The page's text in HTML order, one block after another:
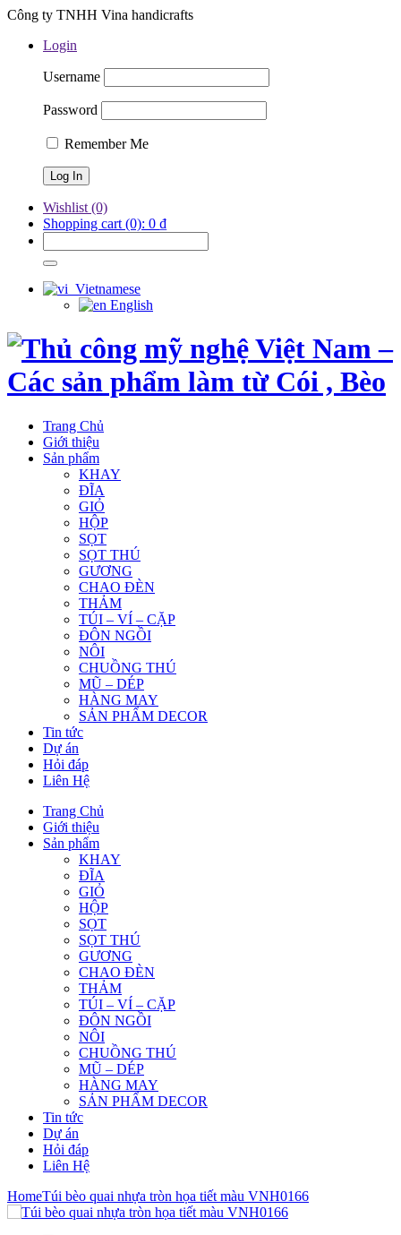
Công ty TNHH Vina handicrafts
Login
Username
Password
Remember Me
Wishlist (0)
Shopping cart (0): 0 ₫
Vietnamese
English
Trang Chủ
Giới thiệu
Sản phẩm
KHAY
ĐĨA
GIỎ
HỘP
SỌT
SỌT THÚ
GƯƠNG
CHAO ĐÈN
THẢM
TÚI – VÍ – CẶP
ĐÔN NGỒI
NÔI
CHUỒNG THÚ
MŨ – DÉP
HÀNG MAY
SẢN PHẨM DECOR
Tin tức
Dự án
Hỏi đáp
Liên Hệ
Trang Chủ
Giới thiệu
Sản phẩm
KHAY
ĐĨA
GIỎ
HỘP
SỌT
SỌT THÚ
GƯƠNG
CHAO ĐÈN
THẢM
TÚI – VÍ – CẶP
ĐÔN NGỒI
NÔI
CHUỒNG THÚ
MŨ – DÉP
HÀNG MAY
SẢN PHẨM DECOR
Tin tức
Dự án
Hỏi đáp
Liên Hệ
HomeTúi bèo quai nhựa tròn họa tiết màu VNH0166